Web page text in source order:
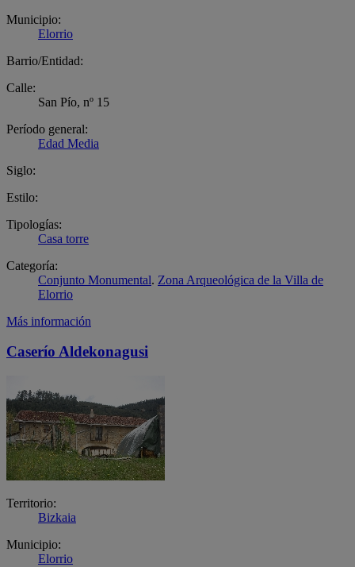
Municipio:
Elorrio
Barrio/Entidad:
Calle:
San Pío, nº 15
Período general:
Edad Media
Siglo:
Estilo:
Tipologías:
Casa torre
Categoría:
Conjunto Monumental. Zona Arqueológica de la Villa de
Elorrio
Más información
Caserío Aldekonagusi
Territorio:
Bizkaia
Municipio:
Elorrio